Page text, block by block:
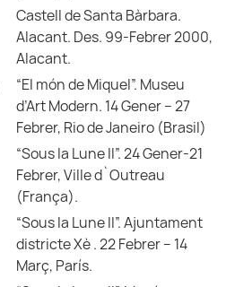
Castell de Santa Bàrbara.
Alacant. Des. 99-Febrer 2000,
Alacant.
“El món de Miquel”. Museu
d’Art Modern. 14 Gener – 27
Febrer, Rio de Janeiro (Brasil)
“Sous la Lune II”. 24 Gener-21
Febrer, Ville d`Outreau
(França).
“Sous la Lune II”. Ajuntament
districte Xè . 22 Febrer – 14
Març, París.